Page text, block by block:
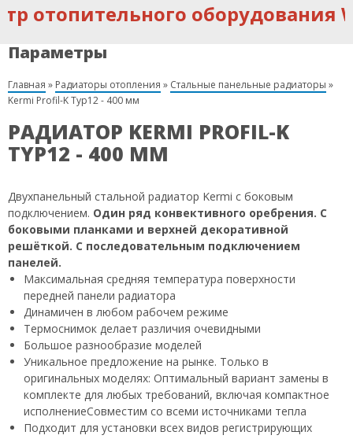
оборудования Warm
Параметры
Главная » Радиаторы отопления » Стальные панельные радиаторы »
Kermi Profil-K Typ12 - 400 мм
РАДИАТОР KERMI PROFIL-K
TYP12 - 400 ММ
Двухпанельный стальной радиатор Kermi с боковым
подключением. Один ряд конвективного оребрения. С
боковыми планками и верхней декоративной
решёткой. С последовательным подключением
панелей.
Максимальная средняя температура поверхности
передней панели радиатора
Динамичен в любом рабочем режиме
Термоснимок делает различия очевидными
Большое разнообразие моделей
Уникальное предложение на рынке. Только в
оригинальных моделях: Оптимальный вариант замены в
комплекте для любых требований, включая компактное
исполнениеСовместим со всеми источниками тепла
Подходит для установки всех видов регистрирующих